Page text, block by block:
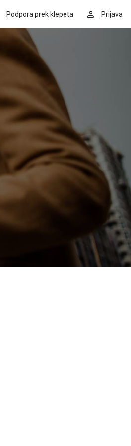
person Prijava
Podpora prek klepeta